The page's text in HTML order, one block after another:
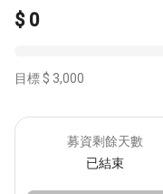
$ 0
目標 $ 3,000
募資剩餘天數
已結束